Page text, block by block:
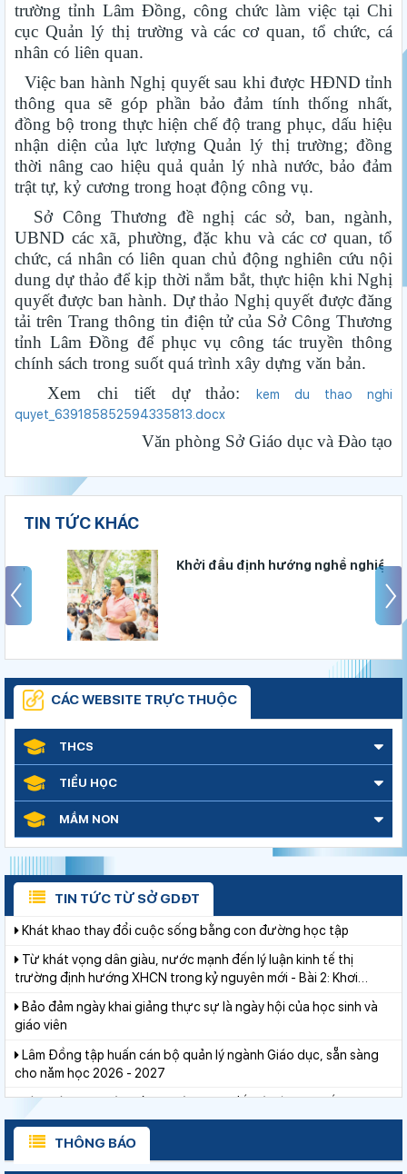
trường tỉnh Lâm Đồng, công chức làm việc tại Chi
cục Quản lý thị trường và các cơ quan, tổ chức, cá
nhân có liên quan.
Việc ban hành Nghị quyết sau khi được HĐND tỉnh
thông qua sẽ góp phần bảo đảm tính thống nhất,
đồng bộ trong thực hiện chế độ trang phục, dấu hiệu
nhận diện của lực lượng Quản lý thị trường; đồng
thời nâng cao hiệu quả quản lý nhà nước, bảo đảm
trật tự, kỷ cương trong hoạt động công vụ.
Sở Công Thương đề nghị các sở, ban, ngành,
UBND các xã, phường, đặc khu và các cơ quan, tổ
chức, cá nhân có liên quan chủ động nghiên cứu nội
dung dự thảo để kịp thời nắm bắt, thực hiện khi Nghị
quyết được ban hành. Dự thảo Nghị quyết được đăng
tải trên Trang thông tin điện tử của Sở Công Thương
tỉnh Lâm Đồng để phục vụ công tác truyền thông
chính sách trong suốt quá trình xây dựng văn bản.
Xem chi tiết dự thảo:kem du thao nghi
quyet_639185852594335813.docx
Văn phòng Sở Giáo dục và Đào tạo
TIN TỨC KHÁC
Khởi đầu định hướng nghề nghiệp
CÁC WEBSITE TRỰC THUỘC
THCS
TIỂU HỌC
MẦM NON
TIN TỨC TỪ SỞ GDĐT
Đánh giá tình hình triển khai sắp xếp, tổ chức cơ sở giáo dục
công lập tại các địa phương
Sáng đèn công trường để kịp năm học mới
Khởi đầu định hướng nghề nghiệp
chính sách đối với đội ngũ quản lý, nhân sự hỗ trợ giáo dục khi
sắp xếp cơ sở giáo dục công lập
Gieo mầm hiếu học nơi vùng xa
Thắp sáng văn hóa đọc từ những “Thư viện thân thiện”
quả hoạt động giáo dục
tạo nguồn nhân lực y tế
Khát khao thay đổi cuộc sống bằng con đường học tập
trường định hướng XHCN trong kỷ nguyên mới - Bài 2: Khơi
thông nguồn lực, vững bước tiến vào kỷ nguyên mới (tiếp theo
và hết)
giáo viên
cho năm học 2026 - 2027
trường định hướng XHCN trong kỷ nguyên mới - Bài 1: Khẳng
định tư tưởng Hồ Chí Minh, đấu tranh với luận điệu xuyên tạc
Giữ vững nền tảng tư tưởng của Ðảng từ học đường
THÔNG BÁO